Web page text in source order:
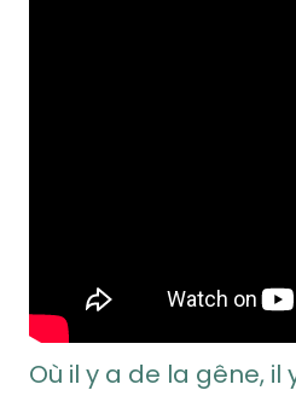
Où il y a de la gêne, il